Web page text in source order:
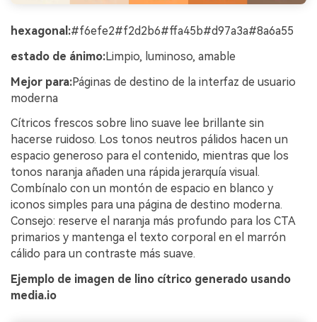
hexagonal:#f6efe2#f2d2b6#ffa45b#d97a3a#8a6a55
estado de ánimo:Limpio, luminoso, amable
Mejor para:Páginas de destino de la interfaz de usuario
moderna
Cítricos frescos sobre lino suave lee brillante sin
hacerse ruidoso. Los tonos neutros pálidos hacen un
espacio generoso para el contenido, mientras que los
tonos naranja añaden una rápida jerarquía visual.
Combínalo con un montón de espacio en blanco y
iconos simples para una página de destino moderna.
Consejo: reserve el naranja más profundo para los CTA
primarios y mantenga el texto corporal en el marrón
cálido para un contraste más suave.
Ejemplo de imagen de lino cítrico generado usando
media.io